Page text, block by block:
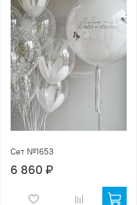
Сет №1653
6 860 ₽